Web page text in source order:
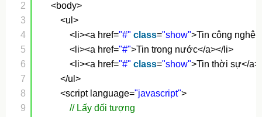
2
3
4
5
6
7
8
9
<body>
<ul>
<li><a href="#" class="show">Tin công
<li><a href="#">Tin trong nước</a></li>
<li><a href="#" class="show">Tin thời sự</
</ul>
<script language="javascript">
// Lấy đối tượng